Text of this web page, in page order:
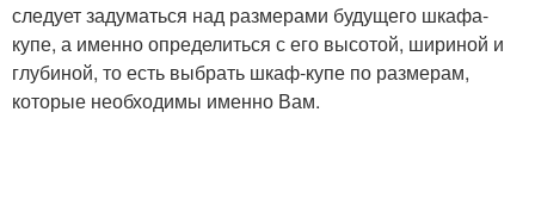
следует задуматься над размерами будущего шкафа-
купе, а именно определиться с его высотой, шириной и
глубиной, то есть выбрать шкаф-купе по размерам,
которые необходимы именно Вам.